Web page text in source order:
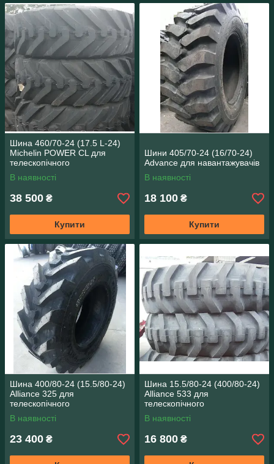
Шина 460/70-24 (17.5 L-24)
Michelin POWER CL для
телескопічного
навантажувача Manitou
В наявності
38 500 ₴
Купити
Шини 405/70-24 (16/70-24)
Advance для навантажувачів
В наявності
18 100 ₴
Купити
Шина 400/80-24 (15.5/80-24)
Alliance 325 для
телескопічного
навантажувача
В наявності
23 400 ₴
Шина 15.5/80-24 (400/80-24)
Alliance 533 для
телескопічного
навантажувача
В наявності
16 800 ₴